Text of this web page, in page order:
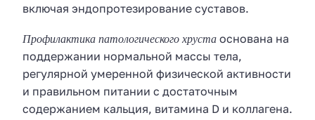
включая эндопротезирование суставов.
Профилактика патологического хруста основана на
поддержании нормальной массы тела,
регулярной умеренной физической активности
и правильном питании с достаточным
содержанием кальция, витамина D и коллагена.